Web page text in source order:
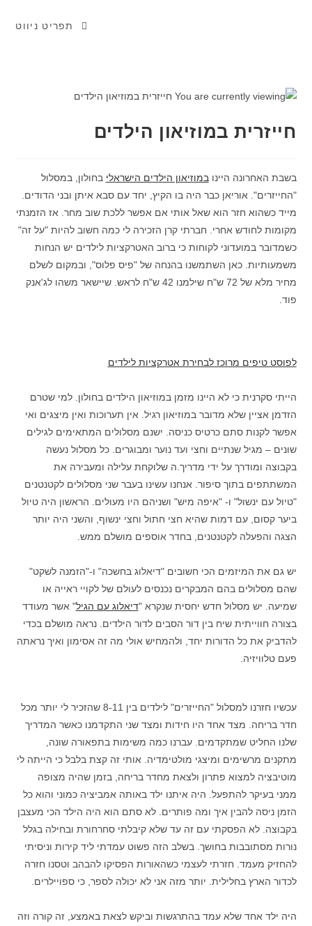
תפריט ניווט
חייזרית במוזיאון הילדים
בשבת האחרונה היינובמוזיאון הילדים הישראלי בחולון, במסלול
"החייזרים". אוריאן כבר היה בו הקיץ, יחד עם סבא איתן ובני הדודים.
מייד כשהוא חזר הוא שאל אותי אם אפשר ללכת שוב מחר. אז הזמנתי
מקומות לחודש אחרי. חברתי קרן הזכירה לי כמה חשוב להיות "על זה"
כשמדובר במועדוני לקוחות כי ברוב האטרקציות לילדים יש הנחות
משמעותיות. כאן השתמשנו בהנחה של "פיס פלוס", ובמקום לשלם
מחיר מלא של 72 ש"ח שילמנו 42 ש"ח לראש. שיישאר משהו לג'אנק
פוד.
לפוסט טיפים מרוכז לבחירת אטרקציות לילדים
הייתי סקרנית כי לא היינו מזמן במוזיאון הילדים בחולון. למי שטרם
הזדמן אציין שלא מדובר במוזיאון רגיל. אין תערוכות ואין מיצגים ואי
אפשר לקנות סתם כרטיס כניסה. ישנם מסלולים המתאימים לגילים
שונים – מגיל שנתיים וחצי ועד נוער ומבוגרים. כל מסלול נעשה
בקבוצה ומודרך על ידי מדריך.ה שלוקחת עלילה ומעבירה את
המשתתפים בתוך סיפור. אנחנו עשינו בעבר שני מסלולים לקטנטנים
"טיול עם ינשול" ו- "איפה מיש" ושניהם היו מעולים. הראשון היה טיול
ביער קסום, עם דמות שהיא חצי חתול וחצי ינשוף, והשני היה יותר
הצגה והפעלה לקטנטנים, בחדר אוספים מושלם ממש.
יש גם את המיזמים הכי חשובים "דיאלוג בחשכה" ו-"הזמנה לשקט"
שהם מסלולים בהם המבקרים נכנסים לעולם של לקויי ראייה או
שמיעה. יש מסלול חדש יחסית שנקרא "דיאלוג עם הגיל" אשר מעודד
בצורה חווייתית שיח בין דור הסבים לדור הילדים. נראה מושלם בכדי
להדביק את כל הדורות יחד, ולהמחיש אולי מה זה אסימון ואיך נראתה
פעם טלוויזיה.
עכשיו חזרנו למסלול "החייזרים" לילדים בין 8-11 שהזכיר לי יותר מכל
חדר בריחה. מצד אחד היו חידות ומצד שני התקדמנו כאשר המדריך
שלנו החליט שמתקדמים. עברנו כמה משימות בתפאורה שונה,
מתקנים מרשימים ומיצגי מולטימדיה. אותי זה קצת בלבל כי הייתה לי
מוטיבציה למצוא פתרון ולצאת מחדר בריחה, בזמן שהיה מצופה
ממני בעיקר להתפעל. היה איתנו ילד באותה אמביציה כמוני והוא כל
הזמן ניסה להבין איך ומה פותרים. לא סתם הוא היה הילד הכי מעצבן
בקבוצה. לא הפסקתי עם זה עד שלא קיבלתי סחרחורת ובחילה בגלל
נורות מסתובבות בחושך. בשלב הזה פשוט עמדתי ליד קירות וניסיתי
להחזיק מעמד. חזרתי לעצמי כשהאורות הפסיקו להבהב וטסנו חזרה
לכדור הארץ בחלילית. יותר מזה אני לא יכולה לספר, כי ספויילרים.
היה ילד אחד שלא עמד בהתרגשות וביקש לצאת באמצע, זה קורה וזה